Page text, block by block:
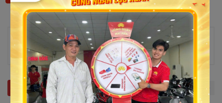
Thông tin sản phẩm
Chưa có thông tin!
Sản phẩm liên quan